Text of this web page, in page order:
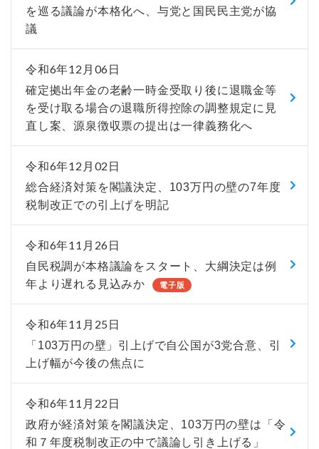
を巡る議論が本格化へ、与党と国民民主党が協
議
令和6年12月06日
確定拠出年金の老齢一時金受取り後に退職金等
を受け取る場合の退職所得控除の調整規定に見
直し案、源泉徴収票の提出は一律義務化へ
令和6年12月02日
総合経済対策を閣議決定、103万円の壁の7年度
税制改正での引上げを明記
令和6年11月26日
自民税調が本格議論をスタート、大綱決定は例
年より遅れる見込みか
電子版
令和6年11月25日
「103万円の壁」引上げで自公国が3党合意、引
上げ幅が今後の焦点に
令和6年11月22日
政府が経済対策を閣議決定、103万円の壁は「令
和７年度税制改正の中で議論し引き上げる」